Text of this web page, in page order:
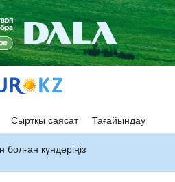
Сыртқы саясат Тағайындау
болған күндеріңіз